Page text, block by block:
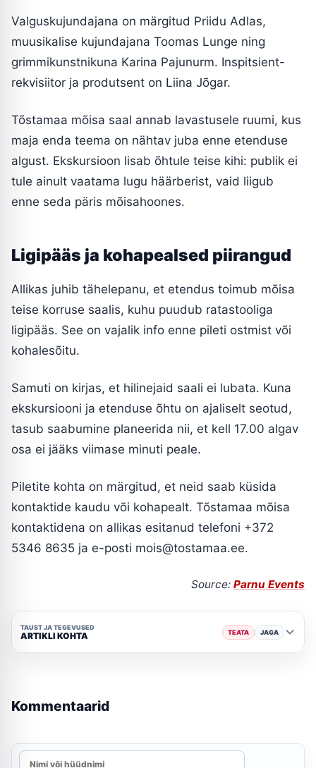
Valguskujundajana on märgitud Priidu Adlas,
muusikalise kujundajana Toomas Lunge ning
grimmikunstnikuna Karina Pajunurm. Inspitsient-
rekvisiitor ja produtsent on Liina Jõgar.
Tõstamaa mõisa saal annab lavastusele ruumi, kus
maja enda teema on nähtav juba enne etenduse
algust. Ekskursioon lisab õhtule teise kihi: publik ei
tule ainult vaatama lugu häärberist, vaid liigub
enne seda päris mõisahoones.
Ligipääs ja kohapealsed piirangud
Allikas juhib tähelepanu, et etendus toimub mõisa
teise korruse saalis, kuhu puudub ratastooliga
ligipääs. See on vajalik info enne pileti ostmist või
kohalesõitu.
Samuti on kirjas, et hilinejaid saali ei lubata. Kuna
ekskursiooni ja etenduse õhtu on ajaliselt seotud,
tasub saabumine planeerida nii, et kell 17.00 algav
osa ei jääks viimase minuti peale.
Piletite kohta on märgitud, et neid saab küsida
kontaktide kaudu või kohapealt. Tõstamaa mõisa
kontaktidena on allikas esitanud telefoni +372
5346 8635 ja e-posti mois@tostamaa.ee.
Source: Parnu Events
TAUST JA TEGEVUSED
ARTIKLI KOHTA TEATA JAGA
Kommentaarid